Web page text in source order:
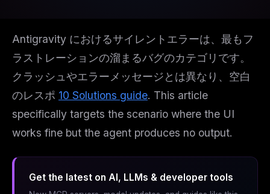
Antigravity におけるサイレントエラーは、最もフ
ラストレーションの溜まるバグのカテゴリです。
クラッシュやエラーメッセージとは異なり、空白
のレスポ 10 Solutions guide. This article
specifically targets the scenario where the UI
works fine but the agent produces no output.
Get the latest on AI, LLMs & developer tools